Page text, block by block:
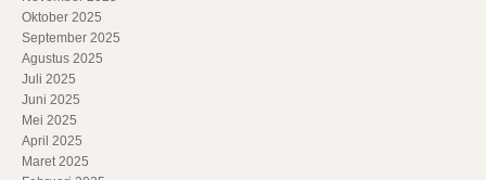
Oktober 2025
September 2025
Agustus 2025
Juli 2025
Juni 2025
Mei 2025
April 2025
Maret 2025